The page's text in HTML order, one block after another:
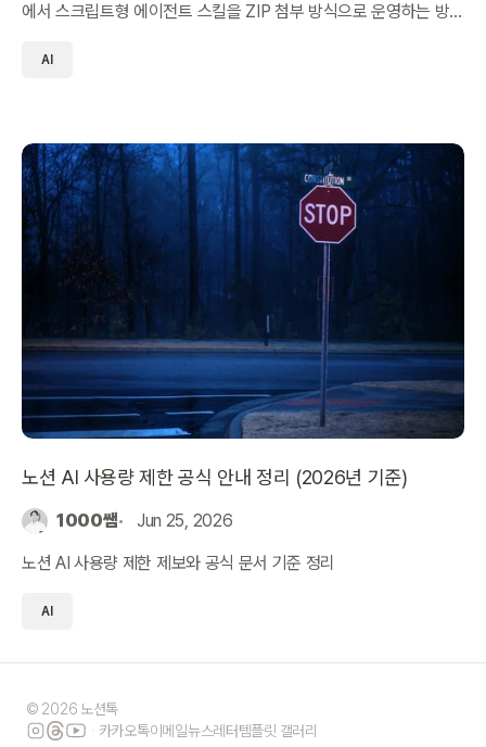
에서 스크립트형 에이전트 스킬을 ZIP 첨부 방식으로 운영하는 방
AI
노션 AI 사용량 제한 공식 안내 정리 (2026년 기준)
1000쌤 Jun 25, 2026
노션 AI 사용량 제한 제보와 공식 문서 기준 정리
AI
© 2026 노션톡
카카오톡이메일뉴스레터템플릿 갤러리